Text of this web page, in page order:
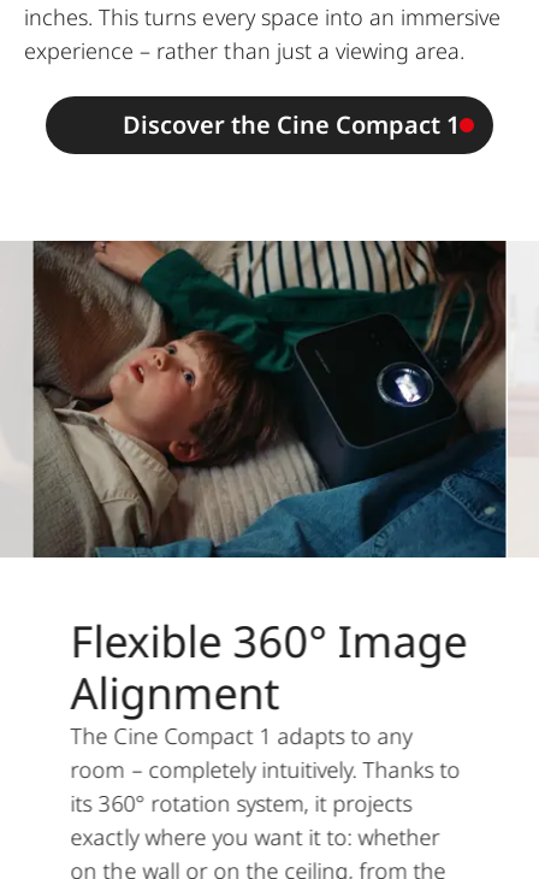
inches. This turns every space into an immersive
experience – rather than just a viewing area.
Discover the Cine Compact 1
Flexible 360° Image
Alignment
The Cine Compact 1 adapts to any
room – completely intuitively. Thanks to
its 360° rotation system, it projects
exactly where you want it to: whether
on the wall or on the ceiling, from the